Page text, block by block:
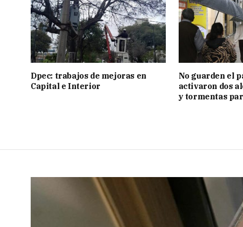
Dpec: trabajos de mejoras en
Capital e Interior
No guarden el
activaron dos
y tormentas